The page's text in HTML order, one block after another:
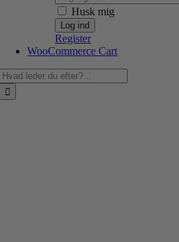
Husk mig
Register
WooCommerce Cart